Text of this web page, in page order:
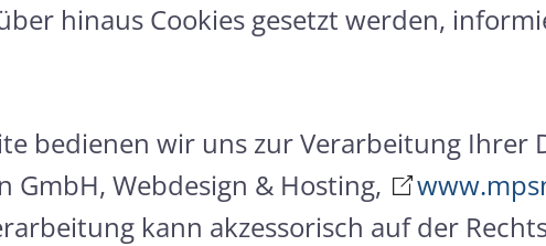
hinaus Cookies gesetzt werden,
bedienen wir uns zur Verarbeitung Ihrer
GmbH, Webdesign & Hosting,
kann akzessorisch auf der